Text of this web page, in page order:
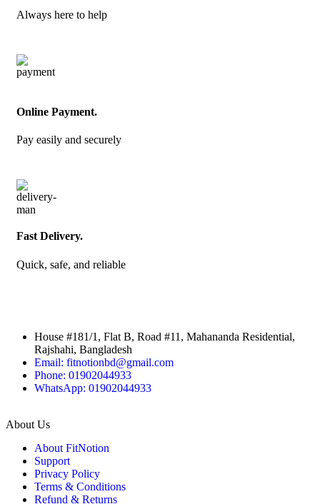
Always here to help
Online Payment.
Pay easily and securely
Fast Delivery.
Quick, safe, and reliable
House #181/1, Flat B, Road #11, Mahananda Residential,
Rajshahi, Bangladesh
Email: fitnotionbd@gmail.com
Phone: 01902044933
WhatsApp: 01902044933
About Us
About FitNotion
Support
Privacy Policy
Terms & Conditions
Refund & Returns